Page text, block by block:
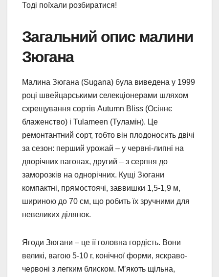
Тоді поїхали розбиратися!
Загальний опис малини
Зюгана
Малина Зюгана (Sugana) була виведена у 1999
році швейцарськими селекціонерами шляхом
схрещування сортів Autumn Bliss (Осіннє
блаженство) і Tulameen (Туламін). Це
ремонтантний сорт, тобто він плодоносить двічі
за сезон: перший урожай – у червні-липні на
дворічних пагонах, другий – з серпня до
заморозків на однорічних. Кущі Зюгани
компактні, прямостоячі, заввишки 1,5-1,9 м,
шириною до 70 см, що робить їх зручними для
невеликих ділянок.
Ягоди Зюгани – це її головна гордість. Вони
великі, вагою 5-10 г, конічної форми, яскраво-
червоні з легким блиском. М’якоть щільна,